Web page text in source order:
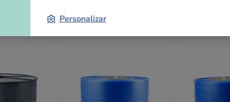
Personalizar